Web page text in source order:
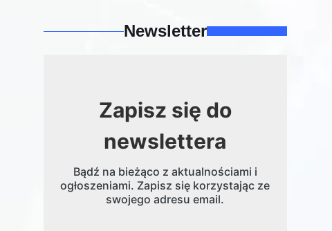
Newsletter
Zapisz się do
newslettera
Bądź na bieżąco z aktualnościami i
ogłoszeniami. Zapisz się korzystając ze
swojego adresu email.